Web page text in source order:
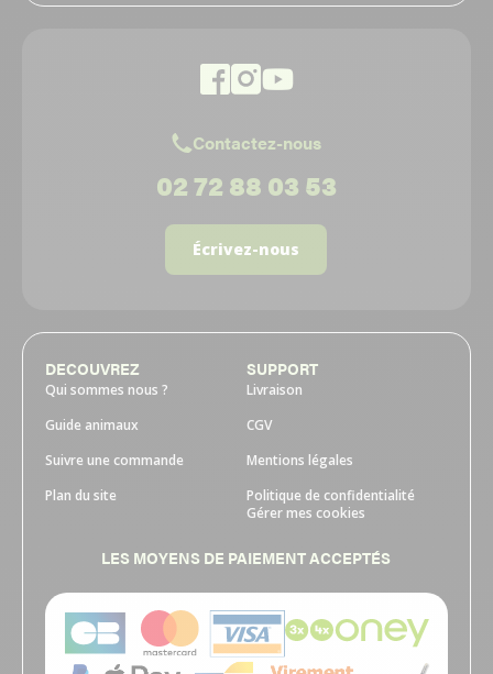
Contactez-nous
02 72 88 03 53
Écrivez-nous
DECOUVREZ
Qui sommes nous ?
Guide animaux
Suivre une commande
Plan du site
SUPPORT
Livraison
CGV
Mentions légales
Politique de confidentialité
Gérer mes cookies
LES MOYENS DE PAIEMENT ACCEPTÉS